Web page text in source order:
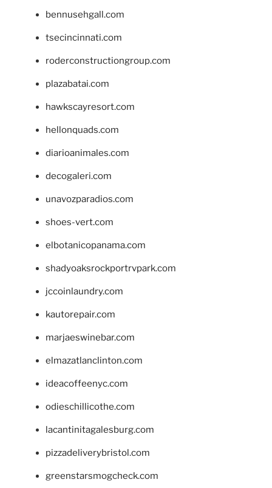
bennusehgall.com
tsecincinnati.com
roderconstructiongroup.com
plazabatai.com
hawkscayresort.com
hellonquads.com
diarioanimales.com
decogaleri.com
unavozparadios.com
shoes-vert.com
elbotanicopanama.com
shadyoaksrockportrvpark.com
jccoinlaundry.com
kautorepair.com
marjaeswinebar.com
elmazatlanclinton.com
ideacoffeenyc.com
odieschillicothe.com
lacantinitagalesburg.com
pizzadeliverybristol.com
greenstarsmogcheck.com